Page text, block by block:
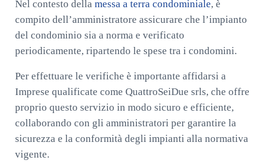
Nel contesto della messa a terra condominiale, è
compito dell’amministratore assicurare che l’impianto
del condominio sia a norma e verificato
periodicamente, ripartendo le spese tra i condomini.
Per effettuare le verifiche è importante affidarsi a
Imprese qualificate come QuattroSeiDue srls, che offre
proprio questo servizio in modo sicuro e efficiente,
collaborando con gli amministratori per garantire la
sicurezza e la conformità degli impianti alla normativa
vigente.